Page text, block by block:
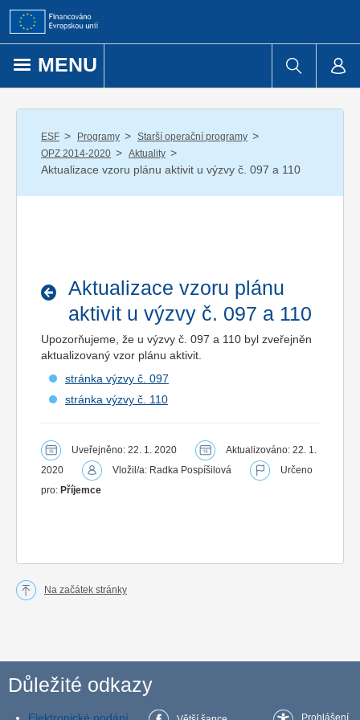
Přejít k obsahu
MENU
ESF / Programy / Starší operační programy /
OPZ 2014-2020 / Aktuality /
Aktualizace vzoru plánu aktivit u výzvy č. 097 a 110
Aktualizace vzoru plánu
aktivit u výzvy č. 097 a 110
Upozorňujeme, že u výzvy č. 097 a 110 byl zveřejněn
aktualizovaný vzor plánu aktivit.
stránka výzvy č. 097
stránka výzvy č. 110
Uveřejněno: 22. 1. 2020
Aktualizováno: 22. 1.
2020
Vložil/a: Radka Pospíšilová
Určeno
pro: Příjemce
Na začátek stránky
Důležité odkazy
Prohlášení